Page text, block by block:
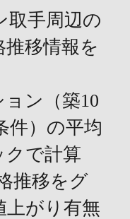
取手周辺の
移情報を
ン（築10
件）の平均
クで計算
推移をグ
上がり有無